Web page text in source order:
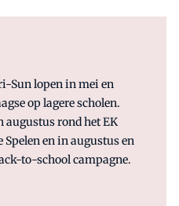
Sun lopen in mei en
op lagere scholen.
rond het EK
Spelen en in augustus en
to-school campagne.